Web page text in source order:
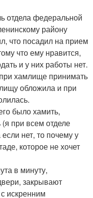
отдела федеральной
району
что посадил на прием
что ему нравится,
и у них работы нет.
хамлище принимать
обложила и при
было хамить,
при всем отделе
нет, то почему у
которое не хочет
в минуту,
закрывают
искренним